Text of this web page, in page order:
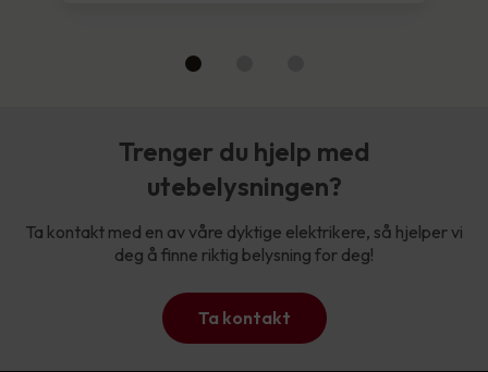
Trenger du hjelp med
utebelysningen?
Ta kontakt med en av våre dyktige elektrikere, så hjelper vi
deg å finne riktig belysning for deg!
Ta kontakt